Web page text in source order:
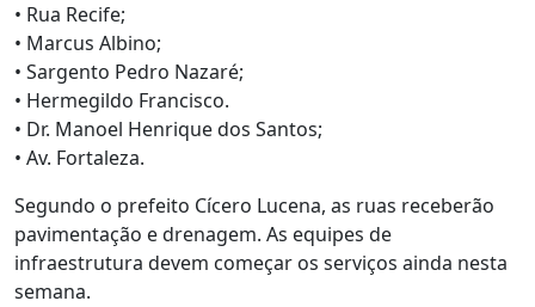
• Rua Recife;
• Marcus Albino;
• Sargento Pedro Nazaré;
• Hermegildo Francisco.
• Dr. Manoel Henrique dos Santos;
• Av. Fortaleza.
Segundo o prefeito Cícero Lucena, as ruas receberão
pavimentação e drenagem. As equipes de
infraestrutura devem começar os serviços ainda nesta
semana.